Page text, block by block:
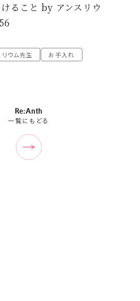
ること by アンスリウ
リウム先生
お手入れ
Re:Anth
一覧にもどる